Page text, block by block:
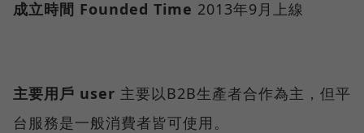
成立時間 Founded Time 2013年9月上線
主要用戶 user 主要以B2B生產者合作為主，但平
台服務是一般消費者皆可使用。